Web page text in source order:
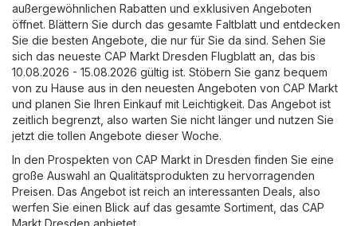
außergewöhnlichen Rabatten und exklusiven Angeboten
öffnet. Blättern Sie durch das gesamte Faltblatt und entdecken
Sie die besten Angebote, die nur für Sie da sind. Sehen Sie
sich das neueste CAP Markt Dresden Flugblatt an, das bis
10.08.2026 - 15.08.2026 gültig ist. Stöbern Sie ganz bequem
von zu Hause aus in den neuesten Angeboten von CAP Markt
und planen Sie Ihren Einkauf mit Leichtigkeit. Das Angebot ist
zeitlich begrenzt, also warten Sie nicht länger und nutzen Sie
jetzt die tollen Angebote dieser Woche.
In den Prospekten von CAP Markt in Dresden finden Sie eine
große Auswahl an Qualitätsprodukten zu hervorragenden
Preisen. Das Angebot ist reich an interessanten Deals, also
werfen Sie einen Blick auf das gesamte Sortiment, das CAP
Markt Dresden anbietet.